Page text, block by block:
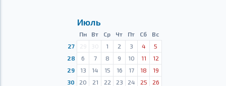
Июль
Пн Вт Ср Чт Пт Сб
Вс
27
29 30 1 2 3 4
5
28
6 7 8 9 10 11
12
29
13 14 15 16 17 18
19
30
20 21 22 23 24 25
26